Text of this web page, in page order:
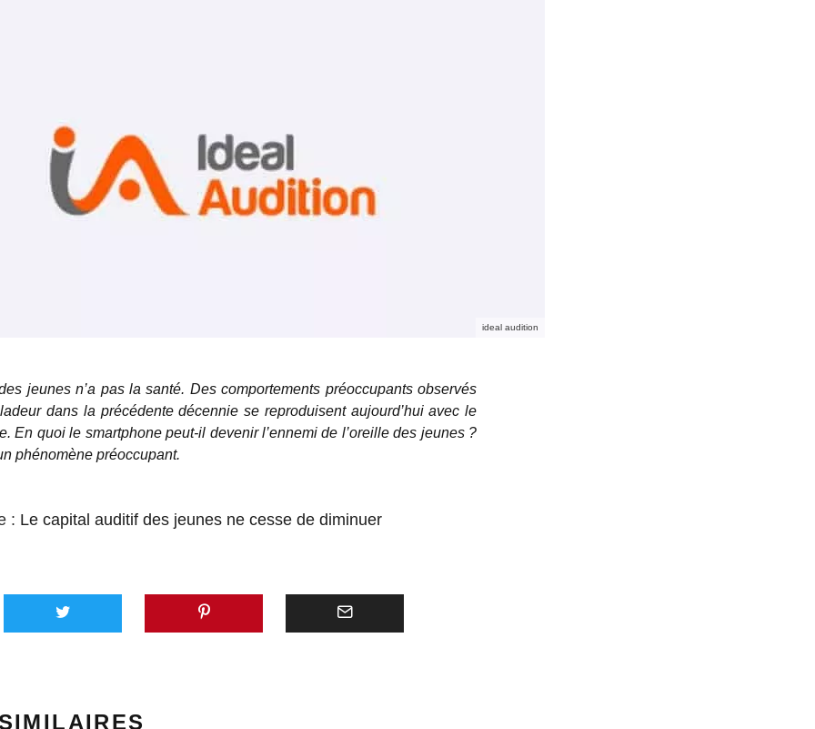
ideal audition
jeunes n’a pas la santé. Des comportements préoccupants observés
dans la précédente décennie se reproduisent aujourd’hui avec le
En quoi le smartphone peut-il devenir l’ennemi de l’oreille des jeunes ?
phénomène préoccupant.
: Le capital auditif des jeunes ne cesse de diminuer